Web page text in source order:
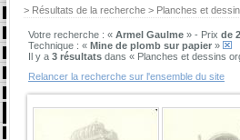
> Résultats de la recherche > Planches et
Votre recherche : « Armel Gaulme » - Prix de
Technique : « Mine de plomb sur papier »
Il y a 3 résultats dans « Planches et dessins
Relancer la recherche sur l'ensemble du site